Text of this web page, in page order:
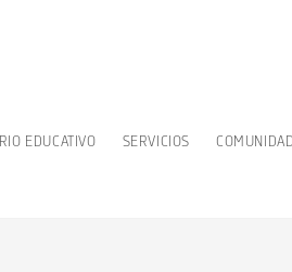
EDUCATIVO SERVICIOS COMUNIDAD